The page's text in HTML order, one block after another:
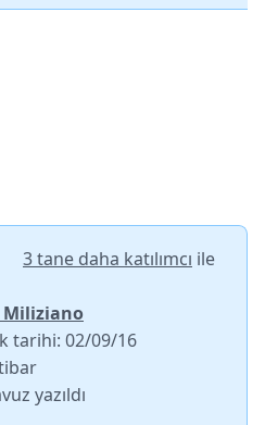
3 tane daha katılımcı ile
Miliziano
tarihi: 02/09/16
yazıldı